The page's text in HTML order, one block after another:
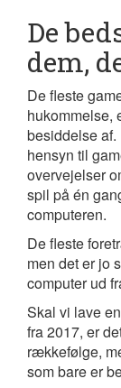
De
dem,
De fleste
hukommelse,
besiddelse af.
hensyn til
overvejelser
spil på én
computeren.
De fleste
men det er jo
computer ud
Skal vi lave
fra 2017, er
rækkefølge,
som bare er